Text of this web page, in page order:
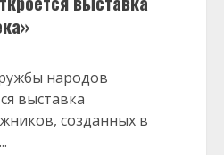
народов
выставка
созданных в